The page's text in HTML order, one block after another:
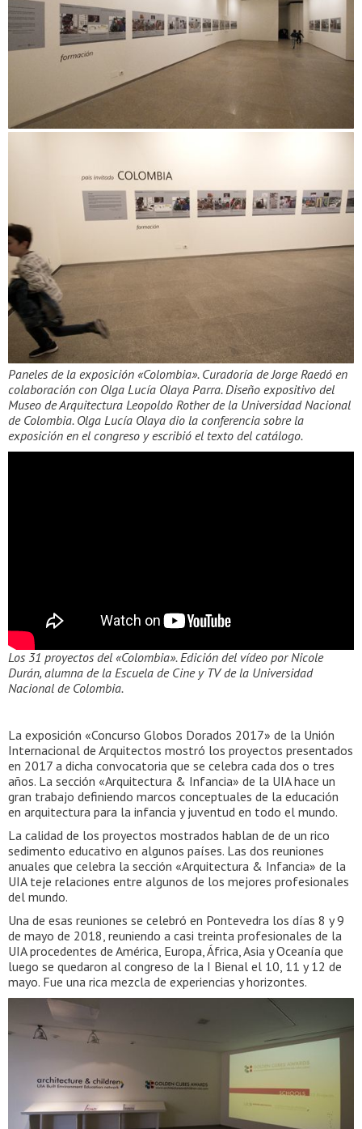
Paneles de la exposición «Colombia». Curadoría de Jorge Raedó en
colaboración con Olga Lucía Olaya Parra. Diseño expositivo del
Museo de Arquitectura Leopoldo Rother de la Universidad Nacional
de Colombia. Olga Lucía Olaya dio la conferencia sobre la
exposición en el congreso y escribió el texto del catálogo.
Los 31 proyectos del «Colombia». Edición del vídeo por Nicole
Durán, alumna de la Escuela de Cine y TV de la Universidad
Nacional de Colombia.
La exposición «Concurso Globos Dorados 2017» de la Unión
Internacional de Arquitectos mostró los proyectos presentados
en 2017 a dicha convocatoria que se celebra cada dos o tres
años. La sección «Arquitectura & Infancia» de la UIA hace un
gran trabajo definiendo marcos conceptuales de la educación
en arquitectura para la infancia y juventud en todo el mundo.
La calidad de los proyectos mostrados hablan de de un rico
sedimento educativo en algunos países. Las dos reuniones
anuales que celebra la sección «Arquitectura & Infancia» de la
UIA teje relaciones entre algunos de los mejores profesionales
del mundo.
Una de esas reuniones se celebró en Pontevedra los días 8 y 9
de mayo de 2018, reuniendo a casi treinta profesionales de la
UIA procedentes de América, Europa, África, Asia y Oceanía que
luego se quedaron al congreso de la I Bienal el 10, 11 y 12 de
mayo. Fue una rica mezcla de experiencias y horizontes.